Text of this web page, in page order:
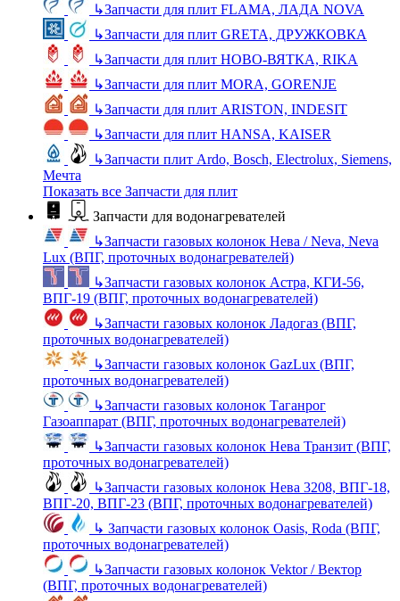
↳Запчасти для плит FLAMA, ЛАДА NOVA
↳Запчасти для плит GRETA, ДРУЖКОВКА
↳Запчасти для плит НОВО-ВЯТКА, RIKA
↳Запчасти для плит MORA, GORENJE
↳Запчасти для плит ARISTON, INDESIT
↳Запчасти для плит HANSA, KAISER
↳Запчасти плит Ardo, Bosch, Electrolux, Siemens,
Мечта
Показать все Запчасти для плит
Запчасти для водонагревателей
↳Запчасти газовых колонок Нева / Neva, Neva
Lux (ВПГ, проточных водонагревателей)
↳Запчасти газовых колонок Астра, КГИ-56,
ВПГ-19 (ВПГ, проточных водонагревателей)
↳Запчасти газовых колонок Ладогаз (ВПГ,
проточных водонагревателей)
↳Запчасти газовых колонок GazLux (ВПГ,
проточных водонагревателей)
↳Запчасти газовых колонок Таганрог
Газоаппарат (ВПГ, проточных водонагревателей)
↳Запчасти газовых колонок Нева Транзит (ВПГ,
проточных водонагревателей)
↳Запчасти газовых колонок Нева 3208, ВПГ-18,
ВПГ-20, ВПГ-23 (ВПГ, проточных водонагревателей)
↳ Запчасти газовых колонок Oasis, Roda (ВПГ,
проточных водонагревателей)
↳Запчасти газовых колонок Vektor / Вектор
(ВПГ, проточных водонагревателей)